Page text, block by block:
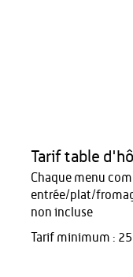
Tarif table
Chaque menu
entrée/plat/
non incluse
Tarif minimum :